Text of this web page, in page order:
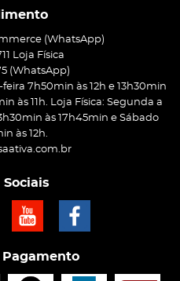
(WhatsApp)
Loja Física
(WhatsApp)
7h50min às 12h e 13h30min
às 11h. Loja Física: Segunda a
às 17h45min e Sábado
às 12h.
Sociais
Pagamento